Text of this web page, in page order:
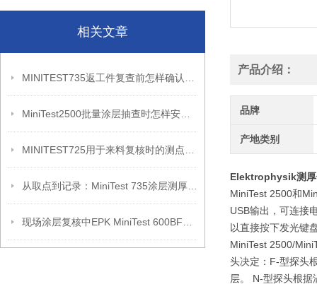
相关文章
产品介绍：
品牌
产地类别
Elektrophysik测
MiniTest 2500和
USB输出，可连接
以直接按下发光键
MiniTest 2500/
头决定：F-型探头
层。 N-型探头根